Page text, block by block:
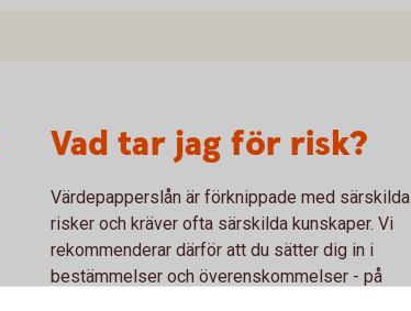
Vad tar jag för risk?
Värdepapperslån är förknippade med särskilda
risker och kräver ofta särskilda kunskaper. Vi
rekommenderar därför att du sätter dig in i
bestämmelser och överenskommelser - på